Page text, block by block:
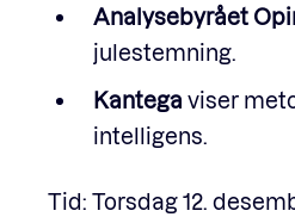
Analysebyrået
julestemning.
Kantega viser
intelligens.
Tid: Torsdag 12.